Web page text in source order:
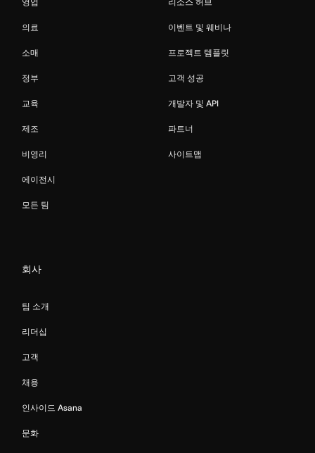
영업
의료
소매
정부
교육
제조
비영리
에이전시
모든 팀
리소스 허브
이벤트 및 웨비나
프로젝트 템플릿
고객 성공
개발자 및 API
파트너
사이트맵
회사
팀 소개
리더십
고객
채용
인사이드 Asana
문화